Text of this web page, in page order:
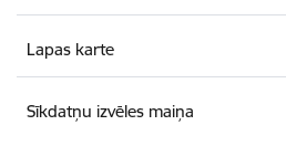
Lapas karte
Sīkdatņu izvēles maiņa